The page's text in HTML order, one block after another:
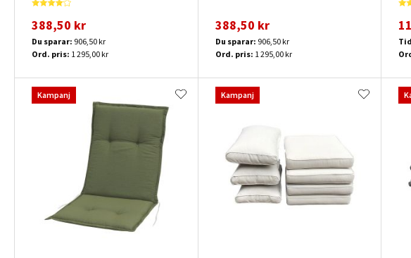
388,50 kr
Du sparar: 906,50 kr
Ord. pris: 1 295,00 kr
388,50 kr
Du sparar: 906,50 kr
Ord. pris: 1 295,00 kr
Kampanj Kampanj